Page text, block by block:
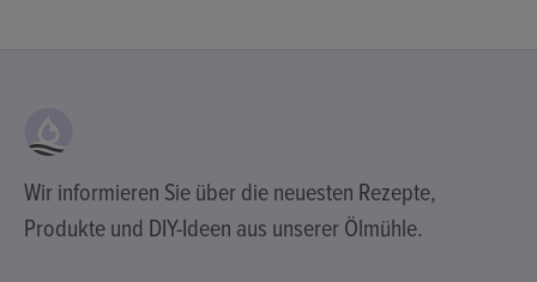
Wir informieren Sie über die neuesten Rezepte,
Produkte und DIY-Ideen aus unserer Ölmühle.